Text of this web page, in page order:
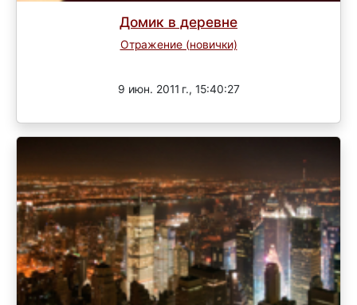
Домик в деревне
Отражение (новички)
9 июн. 2011 г., 15:40:27